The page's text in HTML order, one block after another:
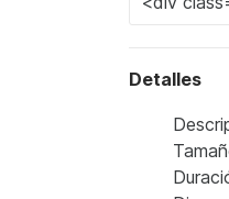
Detalles